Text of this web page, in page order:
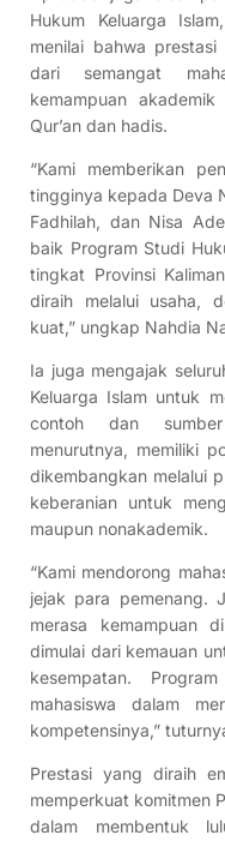
Hukum Keluarga
menilai bahwa
dari semangat
kemampuan
Qur’an dan hadis.
“Kami memberikan
tingginya kepada Deva
Fadhilah, dan Nisa
baik Program Studi
tingkat Provinsi
diraih melalui usaha,
kuat,” ungkap Nahdia
Ia juga mengajak
Keluarga Islam untuk
contoh dan
menurutnya, memiliki
dikembangkan melalui
keberanian untuk
maupun nonakademik.
“Kami mendorong
jejak para pemenang.
merasa kemampuan
dimulai dari kemauan
kesempatan.
mahasiswa dalam
kompetensinya,”
Prestasi yang diraih
memperkuat komitmen
dalam membentuk